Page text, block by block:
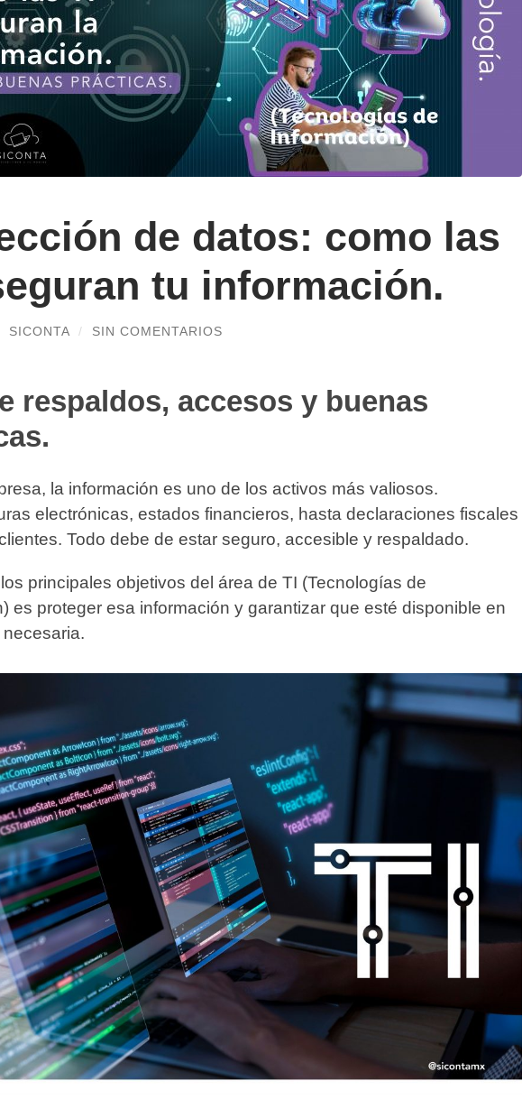
de datos: como las
tu información.
SICONTA / SIN COMENTARIOS
respaldos, accesos y buenas
la información es uno de los activos más valiosos.
electrónicas, estados financieros, hasta declaraciones fiscales
Todo debe de estar seguro, accesible y respaldado.
principales objetivos del área de TI (Tecnologías de
es proteger esa información y garantizar que esté disponible en